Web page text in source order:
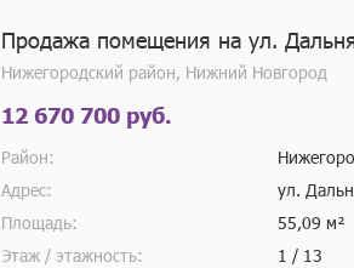
Продажа помещения на ул.
Нижегородский район, Нижний Новгород
12 670 700 руб.
Район:
Адрес:
ул.
Площадь:
55,09 м²
Этаж / этажность:
1 / 13